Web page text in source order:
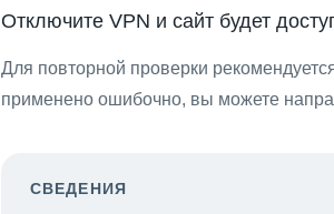
Отключите VPN и сайт будет
Для повторной проверки
применено ошибочно, вы можете
СВЕДЕНИЯ